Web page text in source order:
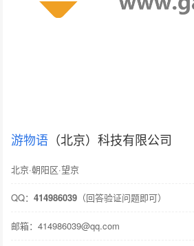
游物语 （北京）科技有限公司
北京·朝阳区·望京
QQ：414986039 （回答验证问题即可）
邮箱：414986039@qq.com